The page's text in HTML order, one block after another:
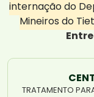
internação do
Mineiros do
TRATAMENTO